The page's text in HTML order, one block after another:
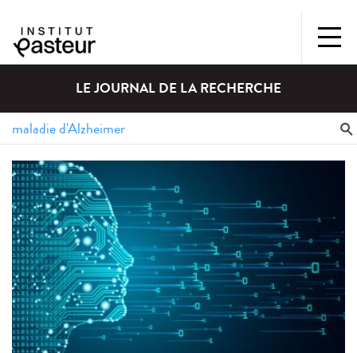
LE JOURNAL DE LA RECHERCHE